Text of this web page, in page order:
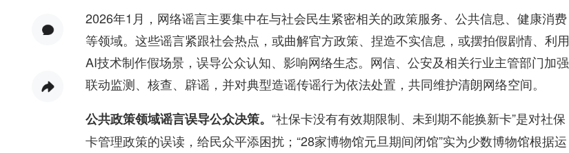
2026年1月，网络谣言主要集中在与社会民生紧密相关的政策服务、公共信息、健康消费
等领域。这些谣言紧跟社会热点，或曲解官方政策、捏造不实信息，或摆拍假剧情、利用
AI技术制作假场景，误导公众认知、影响网络生态。网信、公安及相关行业主管部门加强
联动监测、核查、辟谣，并对典型造谣传谣行为依法处置，共同维护清朗网络空间。
公共政策领域谣言误导公众决策。 “社保卡没有有效期限制、未到期不能换新卡”是对社保
卡管理政策的误读，给民众平添困扰；“28家博物馆元旦期间闭馆”实为少数博物馆根据运